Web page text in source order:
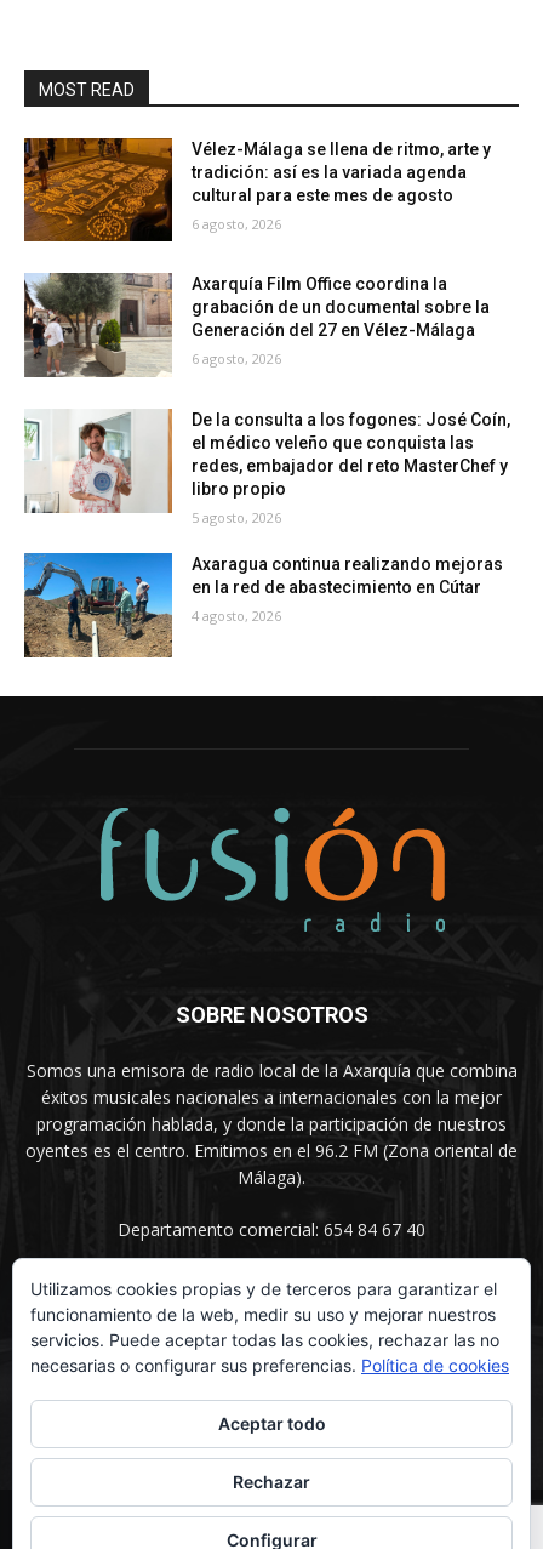
MOST READ
Vélez-Málaga se llena de ritmo, arte y
tradición: así es la variada agenda
cultural para este mes de agosto
6 agosto, 2026
Axarquía Film Office coordina la
grabación de un documental sobre la
Generación del 27 en Vélez-Málaga
6 agosto, 2026
De la consulta a los fogones: José Coín,
el médico veleño que conquista las
redes, embajador del reto MasterChef y
libro propio
5 agosto, 2026
Axaragua continua realizando mejoras
en la red de abastecimiento en Cútar
4 agosto, 2026
SOBRE NOSOTROS
Somos una emisora de radio local de la Axarquía que combina
éxitos musicales nacionales a internacionales con la mejor
programación hablada, y donde la participación de nuestros
oyentes es el centro. Emitimos en el 96.2 FM (Zona oriental de
Málaga).
Departamento comercial: 654 84 67 40
SÍGUENOS
© UNIMEDIOS - Agencia de Marketing en Vélez-Málaga 2026
Utilizamos cookies propias y de terceros para garantizar el
funcionamiento de la web, medir su uso y mejorar nuestros
servicios. Puede aceptar todas las cookies, rechazar las no
necesarias o configurar sus preferencias. Política de cookies
Aceptar todo
Rechazar
Configurar